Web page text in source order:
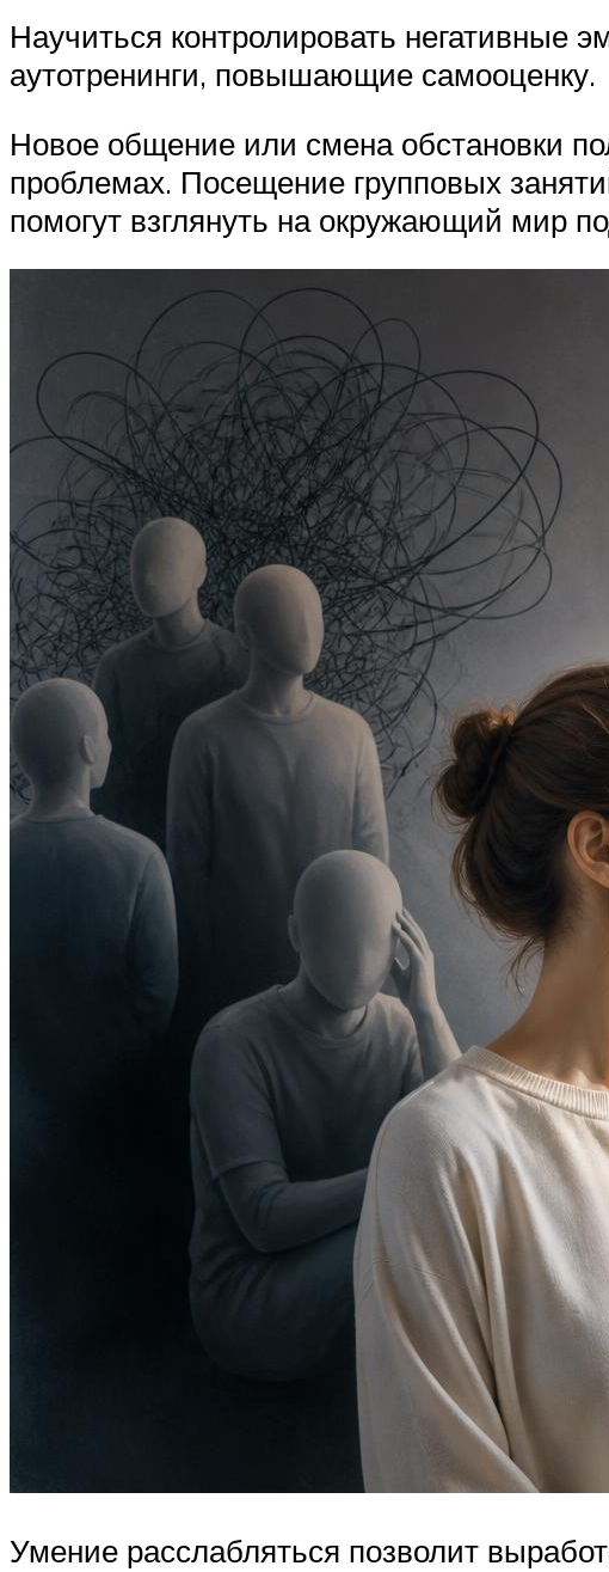
Научиться контролировать негативные
аутотренинги, повышающие самооценку.
Новое общение или смена обстановки
проблемах. Посещение групповых
помогут взглянуть на окружающий мир
Умение расслабляться позволит